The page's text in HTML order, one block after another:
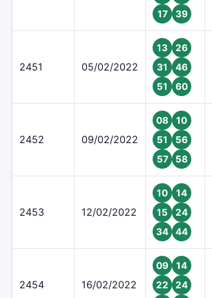
17
39
2451 05/02/2022
13
26
31
46
51
60
2452 09/02/2022
08
10
51
56
57
58
2453 12/02/2022
10
14
15
24
34
44
2454 16/02/2022
09
14
22
24